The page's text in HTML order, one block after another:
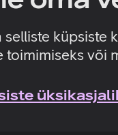
selliste küpsiste
või